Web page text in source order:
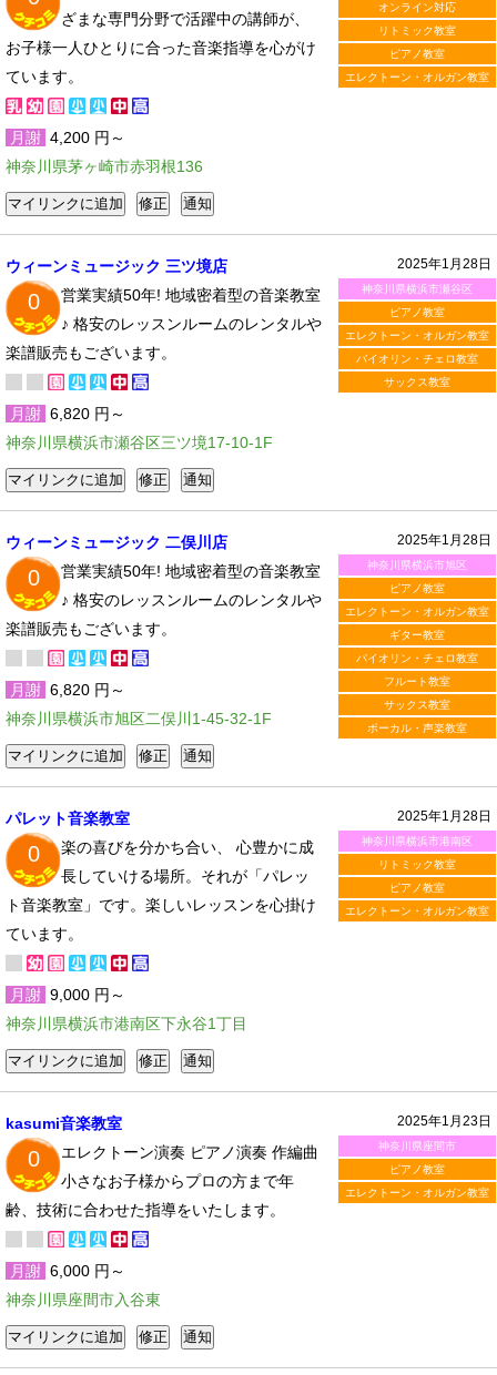
オンライン対応
リトミック教室
ピアノ教室
エレクトーン・オルガン教室
ざまな専門分野で活躍中の講師が、
お子様一人ひとりに合った音楽指導を心がけ
ています。
月謝 4,200 円～
神奈川県茅ヶ崎市赤羽根136
2025年1月28日
神奈川県横浜市瀬谷区
ピアノ教室
エレクトーン・オルガン教室
バイオリン・チェロ教室
サックス教室
ウィーンミュージック 三ツ境店
0
営業実績50年! 地域密着型の音楽教室
♪ 格安のレッスンルームのレンタルや
楽譜販売もございます。
月謝 6,820 円～
神奈川県横浜市瀬谷区三ツ境17-10-1F
2025年1月28日
神奈川県横浜市旭区
ピアノ教室
エレクトーン・オルガン教室
ギター教室
バイオリン・チェロ教室
フルート教室
サックス教室
ボーカル・声楽教室
ウィーンミュージック 二俣川店
0
営業実績50年! 地域密着型の音楽教室
♪ 格安のレッスンルームのレンタルや
楽譜販売もございます。
月謝 6,820 円～
神奈川県横浜市旭区二俣川1-45-32-1F
2025年1月28日
神奈川県横浜市港南区
リトミック教室
ピアノ教室
エレクトーン・オルガン教室
パレット音楽教室
0
楽の喜びを分かち合い、 心豊かに成
長していける場所。それが「パレッ
ト音楽教室」です。楽しいレッスンを心掛け
ています。
月謝 9,000 円～
神奈川県横浜市港南区下永谷1丁目
2025年1月23日
神奈川県座間市
ピアノ教室
エレクトーン・オルガン教室
kasumi音楽教室
0
エレクトーン演奏 ピアノ演奏 作編曲
小さなお子様からプロの方まで年
齢、技術に合わせた指導をいたします。
月謝 6,000 円～
神奈川県座間市入谷東